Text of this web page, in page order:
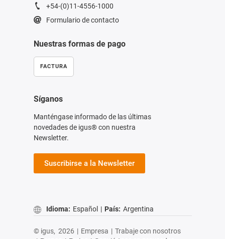
+54-(0)11-4556-1000
Formulario de contacto
Nuestras formas de pago
FACTURA
Síganos
Manténgase informado de las últimas
novedades de igus® con nuestra
Newsletter.
Suscribirse a la Newsletter
Idioma: Español | País: Argentina
© igus, 2026 | Empresa | Trabaje con nosotros